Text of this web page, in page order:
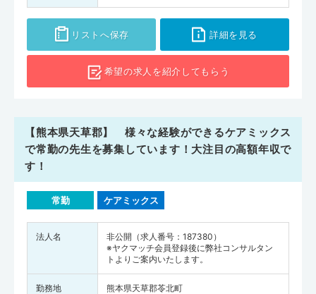
リストへ保存 詳細を見る
希望の求人を紹介してもらう
【熊本県天草郡】 様々な経験ができるケアミックス
で常勤の先生を募集しています！大注目の高額年収で
す！
常勤 ケアミックス
法人名
非公開（求人番号：187380）
※ヤクマッチ会員登録後に弊社コンサルタン
トよりご案内いたします。
勤務地 熊本県天草郡苓北町